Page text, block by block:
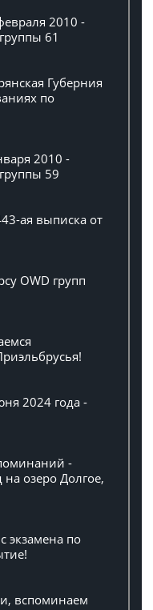
2010 -
61
Губерния
по
2010 -
59
ая выписка от
OWD групп
2024 года -
-
озеро Долгое,
экзамена по
вспоминаем